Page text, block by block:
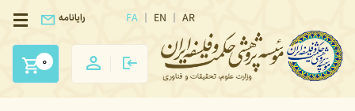
FA EN AR رایانامه
0